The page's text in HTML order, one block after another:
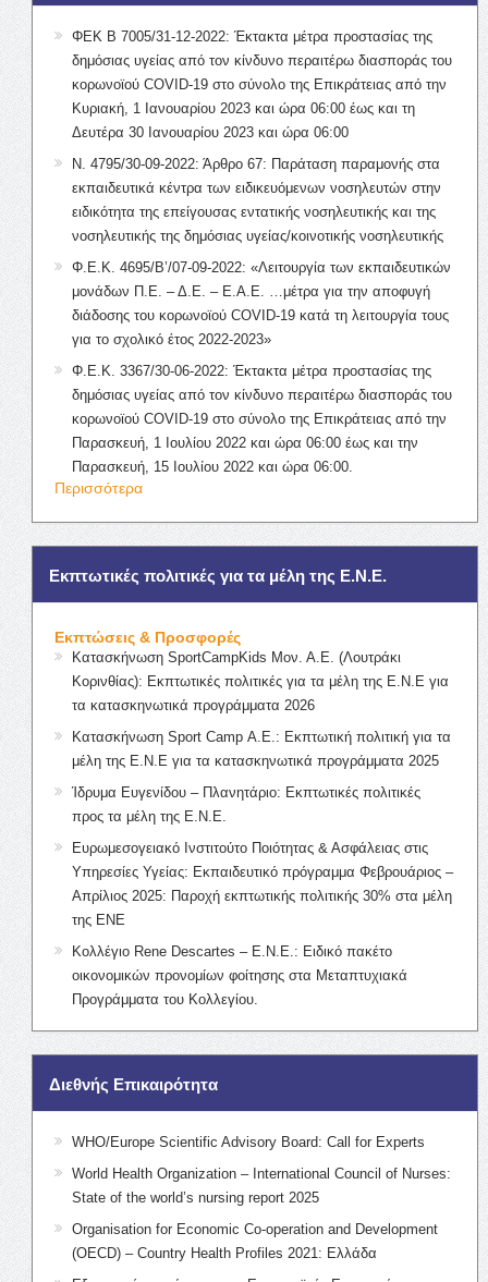
ΦΕΚ Β 7005/31-12-2022: Έκτακτα μέτρα προστασίας της
δημόσιας υγείας από τον κίνδυνο περαιτέρω διασποράς του
κορωνοϊού COVID-19 στο σύνολο της Επικράτειας από την
Κυριακή, 1 Ιανουαρίου 2023 και ώρα 06:00 έως και τη
Δευτέρα 30 Ιανουαρίου 2023 και ώρα 06:00
Ν. 4795/30-09-2022: Άρθρο 67: Παράταση παραμονής στα
εκπαιδευτικά κέντρα των ειδικευόμενων νοσηλευτών στην
ειδικότητα της επείγουσας εντατικής νοσηλευτικής και της
νοσηλευτικής της δημόσιας υγείας/κοινοτικής νοσηλευτικής
Φ.Ε.Κ. 4695/Β’/07-09-2022: «Λειτουργία των εκπαιδευτικών
μονάδων Π.Ε. – Δ.Ε. – Ε.Α.Ε. …μέτρα για την αποφυγή
διάδοσης του κορωνοϊού COVID-19 κατά τη λειτουργία τους
για το σχολικό έτος 2022-2023»
Φ.Ε.Κ. 3367/30-06-2022: Έκτακτα μέτρα προστασίας της
δημόσιας υγείας από τον κίνδυνο περαιτέρω διασποράς του
κορωνοϊού COVID-19 στο σύνολο της Επικράτειας από την
Παρασκευή, 1 Ιουλίου 2022 και ώρα 06:00 έως και την
Παρασκευή, 15 Ιουλίου 2022 και ώρα 06:00.
Περισσότερα
Εκπτωτικές πολιτικές για τα μέλη της Ε.Ν.Ε.
Εκπτώσεις & Προσφορές
Κατασκήνωση SportCampKids Μον. Α.Ε. (Λουτράκι
Κορινθίας): Εκπτωτικές πολιτικές για τα μέλη της Ε.Ν.Ε για
τα κατασκηνωτικά προγράμματα 2026
Κατασκήνωση Sport Camp Α.Ε.: Εκπτωτική πολιτική για τα
μέλη της Ε.Ν.Ε για τα κατασκηνωτικά προγράμματα 2025
Ίδρυμα Ευγενίδου – Πλανητάριο: Εκπτωτικές πολιτικές
προς τα μέλη της Ε.Ν.Ε.
Ευρωμεσογειακό Ινστιτούτο Ποιότητας & Ασφάλειας στις
Υπηρεσίες Υγείας: Εκπαιδευτικό πρόγραμμα Φεβρουάριος –
Απρίλιος 2025: Παροχή εκπτωτικής πολιτικής 30% στα μέλη
της ΕΝΕ
Κολλέγιο Rene Descartes – Ε.Ν.Ε.: Ειδικό πακέτο
οικονομικών προνομίων φοίτησης στα Μεταπτυχιακά
Προγράμματα του Κολλεγίου.
Διεθνής Επικαιρότητα
WHO/Europe Scientific Advisory Board: Call for Experts
World Health Organization – International Council of Nurses:
State of the world’s nursing report 2025
Organisation for Economic Co-operation and Development
(OECD) – Country Health Profiles 2021: Ελλάδα